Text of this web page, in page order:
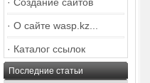
· О сайте wasp.kz...
· Каталог ссылок
Последние статьи